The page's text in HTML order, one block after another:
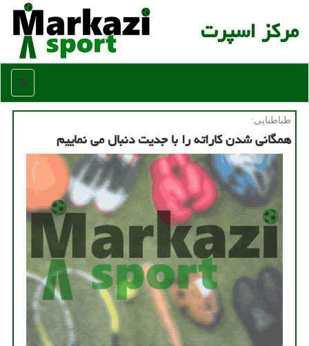
مركز اسپرت
منو
طباطبایی:
همگانی شدن كاراته را با جدیت دنبال می نماییم